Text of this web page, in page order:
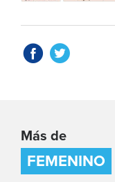
Más de
FEMENINO